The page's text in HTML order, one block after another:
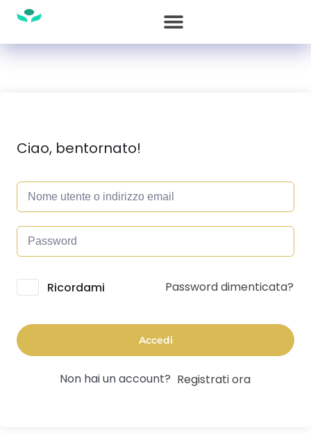
Ciao, bentornato!
Alternative:
Ricordami Password dimenticata?
Accedi
Non hai un account? Registrati ora